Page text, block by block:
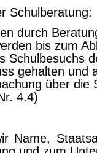
Schul­be­ra­tung:
durch
bis zum
Schul­be­suchs
ge­hal­ten und
über die
4.4)
Name,